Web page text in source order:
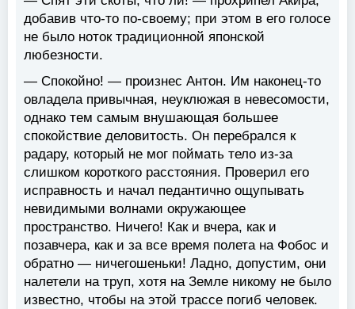
добавив что-то по-своему; при этом в его голосе
не было ноток традиционной японской
любезности.
— Спокойно! — произнес Антон. Им наконец-то
овладела привычная, неуклюжая в невесомости,
однако тем самым внушающая большее
спокойствие деловитость. Он перебрался к
радару, который не мог поймать тело из-за
слишком короткого расстояния. Проверил его
исправность и начал педантично ощупывать
невидимыми волнами окружающее
пространство. Ничего! Как и вчера, как и
позавчера, как и за все время полета на Фобос и
обратно — ничегошеньки! Ладно, допустим, они
налетели на труп, хотя на Земле никому не было
известно, чтобы на этой трассе погиб человек.